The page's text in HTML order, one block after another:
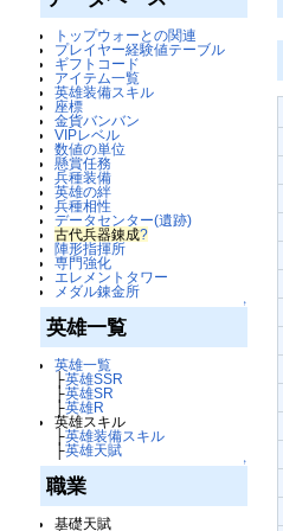
トップウォーとの関連
プレイヤー経験値テーブル
ギフトコード
アイテム一覧
英雄装備スキル
座標
金貨バンバン
VIPレベル
数値の単位
懸賞任務
兵種装備
英雄の絆
兵種相性
データセンター(遺跡)
古代兵器錬成?
陣形指揮所
専門強化
エレメントタワー
メダル錬金所
↑
英雄一覧
英雄一覧
├英雄SSR
├英雄SR
├英雄R
英雄スキル
├英雄装備スキル
├英雄天賦
↑
職業
基礎天賦